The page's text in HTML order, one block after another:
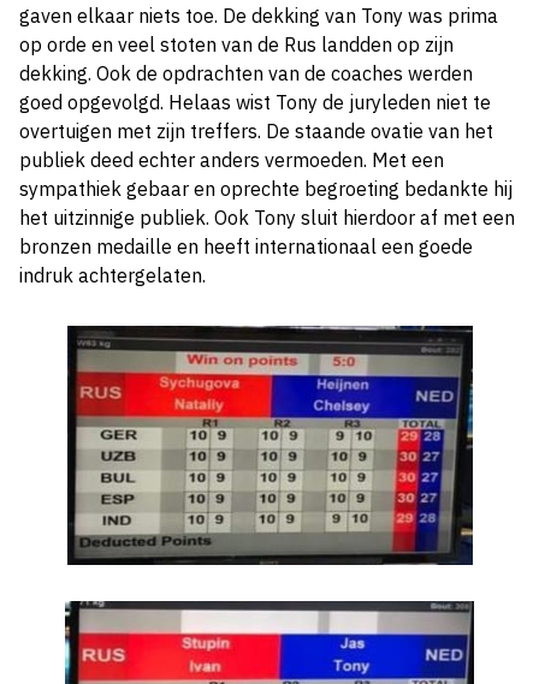
gaven elkaar niets toe. De dekking van Tony was prima
op orde en veel stoten van de Rus landden op zijn
dekking. Ook de opdrachten van de coaches werden
goed opgevolgd. Helaas wist Tony de juryleden niet te
overtuigen met zijn treffers. De staande ovatie van het
publiek deed echter anders vermoeden. Met een
sympathiek gebaar en oprechte begroeting bedankte hij
het uitzinnige publiek. Ook Tony sluit hierdoor af met een
bronzen medaille en heeft internationaal een goede
indruk achtergelaten.